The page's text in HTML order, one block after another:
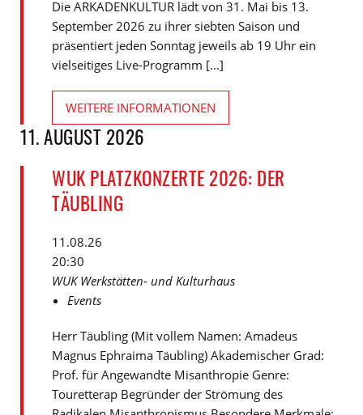
Die ARKADENKULTUR lädt von 31. Mai bis 13.
September 2026 zu ihrer siebten Saison und
präsentiert jeden Sonntag jeweils ab 19 Uhr ein
vielseitiges Live-Programm [...]
WEITERE INFORMATIONEN
11. AUGUST 2026
WUK PLATZKONZERTE 2026: DER
TÄUBLING
11.08.26
20:30
WUK Werkstätten- und Kulturhaus
Events
Herr Täubling (Mit vollem Namen: Amadeus
Magnus Ephraima Täubling) Akademischer Grad:
Prof. für Angewandte Misanthropie Genre:
Touretterap Begründer der Strömung des